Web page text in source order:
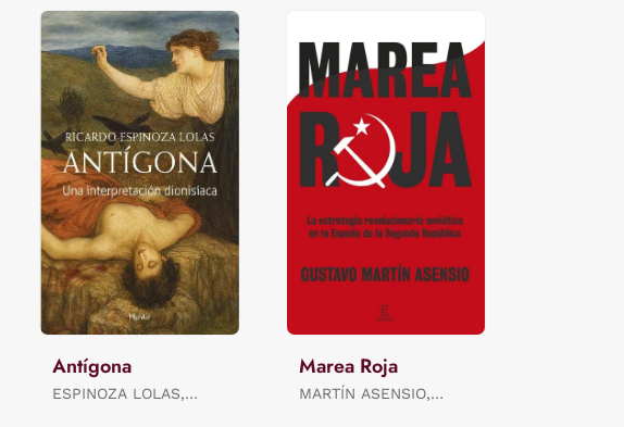
Antígona
ESPINOZA LOLAS,
Marea Roja
MARTÍN ASENSIO,